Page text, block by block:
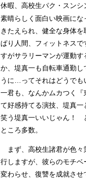
休暇、高校生パク・スンシ
素晴らしく面白い映画に
きたえられ、健全な身体
ぱり人間、フィットネス
すがサラリーマンが運動
か、堤真一も自転車通勤
うに…ってそれはどうでも
一君も、なんかムカつく
て好感持てる演技、堤真
笑う堤真一いいじゃん！
ところ多数。
まず、高校生諸君が色々
行しますが、彼らのモチ
変わらせ、復讐を成就さ